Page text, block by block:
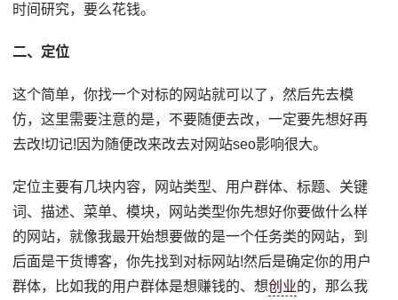
时间研究，要么花钱。
二、定位
这个简单，你找一个对标的网站就可以了，然后先去模
仿，这里需要注意的是，不要随便去改，一定要先想好再
去改!切记!因为随便改来改去对网站seo影响很大。
定位主要有几块内容，网站类型、用户群体、标题、关键
词、描述、菜单、模块，网站类型你先想好你要做什么样
的网站，就像我最开始想要做的是一个任务类的网站，到
后面是干货博客，你先找到对标网站!然后是确定你的用户
群体，比如我的用户群体是想赚钱的、想创业的，那么我